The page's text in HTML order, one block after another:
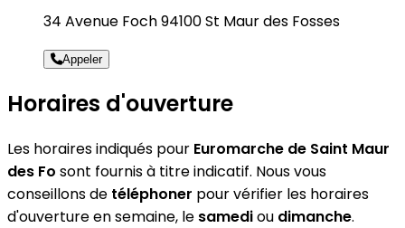
34 Avenue Foch 94100 St Maur des Fosses
Appeler
Horaires d'ouverture
Les horaires indiqués pour Euromarche de Saint Maur
des Fo sont fournis à titre indicatif. Nous vous
conseillons de téléphoner pour vérifier les horaires
d'ouverture en semaine, le samediou dimanche.